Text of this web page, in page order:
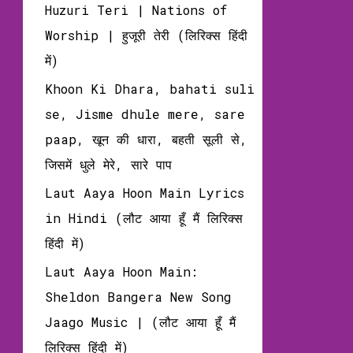
Huzuri Teri | Nations of
Worship | हुजूरी तेरी (लिरिक्‍स हिंदी
में)
Khoon Ki Dhara, bahati suli
se, Jisme dhule mere, sare
paap, खून की धारा, बहती सूली से,
जिसमें धुले मेरे, सारे पाप
Laut Aaya Hoon Main Lyrics
in Hindi (लौट आया हूँ मैं लिरिक्‍स
हिंदी में)
Laut Aaya Hoon Main:
Sheldon Bangera New Song
Jaago Music | (लौट आया हूँ मैं
लिरिक्‍स हिंदी में)